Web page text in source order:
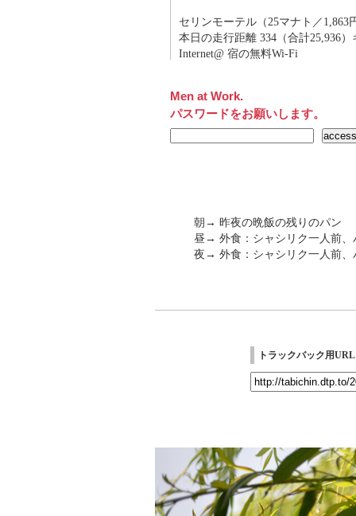
セリンモーテル（25マナト／1,863
本日の走行距離 334（合計25,936）
Internet@ 宿の無料Wi-Fi
Men at Work.
パスワードをお願いします。
朝→ 昨夜の晩飯の残りのパン
昼→ 外食：シャシリク一人前、
夜→ 外食：シャシリク一人前、
トラックバック用URL